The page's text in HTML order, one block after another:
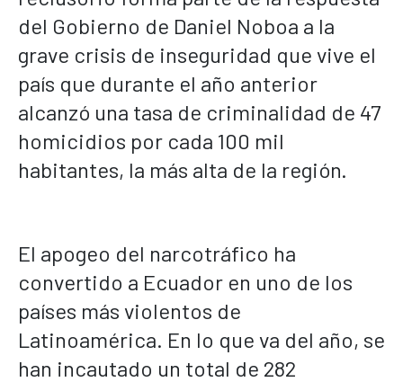
del Gobierno de Daniel Noboa a la
grave crisis de inseguridad que vive el
país que durante el año anterior
alcanzó una tasa de criminalidad de 47
homicidios por cada 100 mil
habitantes, la más alta de la región.
El apogeo del narcotráfico ha
convertido a Ecuador en uno de los
países más violentos de
Latinoamérica. En lo que va del año, se
han incautado un total de 282